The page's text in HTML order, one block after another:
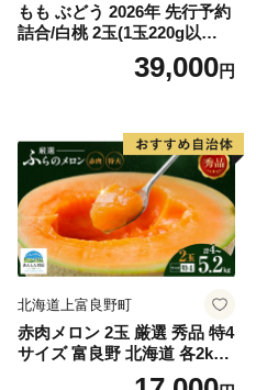
もも ぶどう 2026年 先行予約
詰合/白桃 2玉(1玉220g以
上)・シャインマスカット 晴
39,000円
北海道上富良野町
赤肉メロン 2玉 厳選 秀品 特4
サイズ 富良野 北海道 各2kg
～2.6kg 2玉 セット ファーム